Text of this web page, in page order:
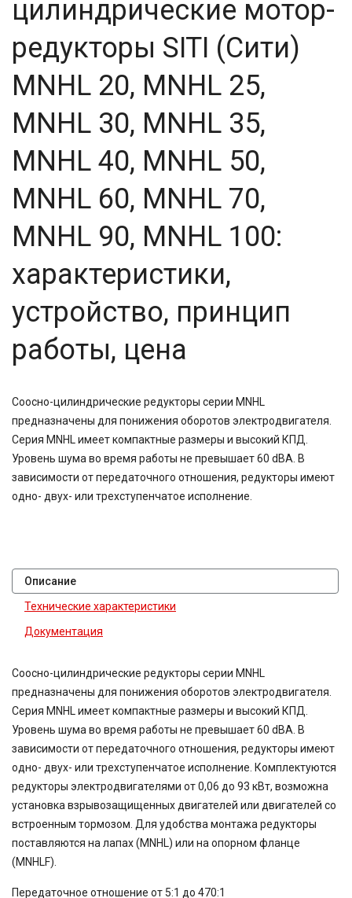
цилиндрические мотор-
редукторы SITI (Сити)
MNHL 20, MNHL 25,
MNHL 30, MNHL 35,
MNHL 40, MNHL 50,
MNHL 60, MNHL 70,
MNHL 90, MNHL 100:
характеристики,
устройство, принцип
работы, цена
Соосно-цилиндрические редукторы серии MNHL
предназначены для понижения оборотов электродвигателя.
Серия MNHL имеет компактные размеры и высокий КПД.
Уровень шума во время работы не превышает 60 dBA. В
зависимости от передаточного отношения, редукторы имеют
одно- двух- или трехступенчатое исполнение.
Описание
Технические характеристики
Документация
Соосно-цилиндрические редукторы серии MNHL
предназначены для понижения оборотов электродвигателя.
Серия MNHL имеет компактные размеры и высокий КПД.
Уровень шума во время работы не превышает 60 dBA. В
зависимости от передаточного отношения, редукторы имеют
одно- двух- или трехступенчатое исполнение. Комплектуются
редукторы электродвигателями от 0,06 до 93 кВт, возможна
установка взрывозащищенных двигателей или двигателей со
встроенным тормозом. Для удобства монтажа редукторы
поставляются на лапах (MNHL) или на опорном фланце
(MNHLF).
Передаточное отношение от 5:1 до 470:1